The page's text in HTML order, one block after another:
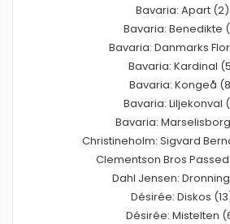
Bavaria: Apart (2)
Bavaria: Benedikte
Bavaria: Danmarks
Bavaria: Kardinal
Bavaria: Kongeå
Bavaria: Liljekonval
Bavaria:
Christineholm: Sigvard
Clementson Bros
Dahl Jensen:
Désirée: Diskos
Désirée: Mistelten